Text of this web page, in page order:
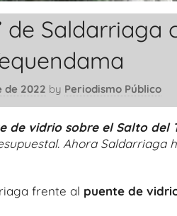
de
de 2022 by Periodismo Público
de vidrio sobre el Salto del
Ahora
frente al puente de